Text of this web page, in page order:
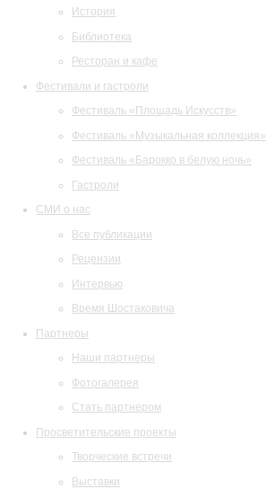
История
Библиотека
Ресторан и кафе
Фестивали и гастроли
Фестиваль «Площадь Искусств»
Фестиваль «Музыкальная коллекция»
Фестиваль «Барокко в белую ночь»
Гастроли
СМИ о нас
Все публикации
Рецензии
Интервью
Время Шостаковича
Партнеры
Наши партнеры
Фотогалерея
Стать партнером
Просветительские проекты
Творческие встречи
Выставки